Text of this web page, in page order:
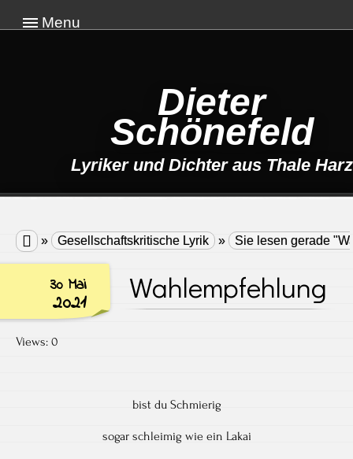
Menu
Dieter
Schönefeld
Lyriker und Dichter aus Thale Harz
 » Gesellschaftskritische Lyrik » Sie lesen gerade
30 Mai
2021 Wahlempfehlung
Views: 0
bist du Schmierig
sogar schleimig wie ein Lakai